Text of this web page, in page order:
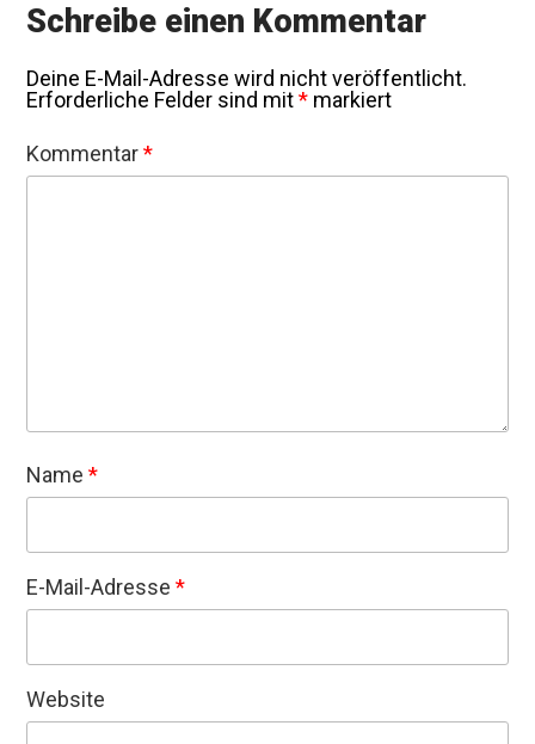
Schreibe einen Kommentar
Deine E-Mail-Adresse wird nicht veröffentlicht.
Erforderliche Felder sind mit* markiert
Kommentar*
Name*
E-Mail-Adresse*
Website